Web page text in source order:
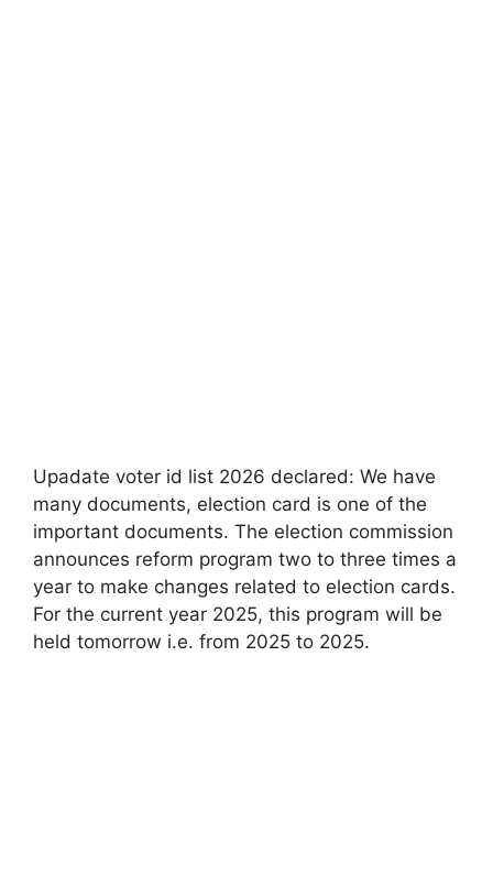
Upadate voter id list 2026 declared: We have
many documents, election card is one of the
important documents. The election commission
announces reform program two to three times a
year to make changes related to election cards.
For the current year 2025, this program will be
held tomorrow i.e. from 2025 to 2025.